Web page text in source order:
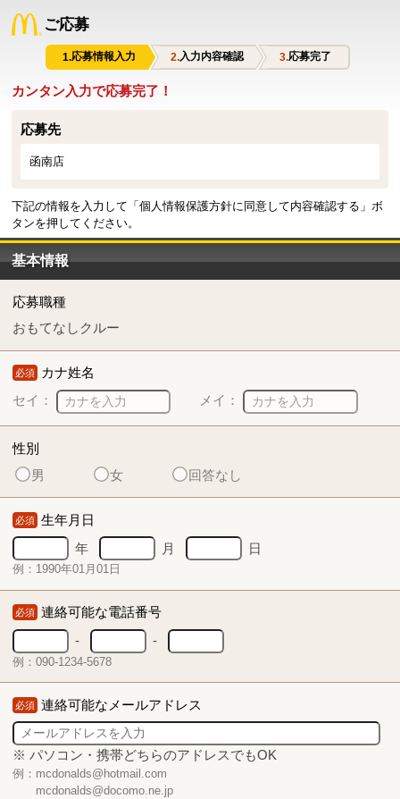
ご応募
応募情報入力 入力内容確認 応募完了
カンタン入力で応募完了！
応募先
函南店
下記の情報を入力して「個人情報保護方針に同意して内容確認する」ボ
タンを押してください。
基本情報
応募職種
おもてなしクルー
必須 カナ姓名
セイ：
メイ：
性別
男
女 回答なし
必須 生年月日
年
月 日
例：1990年01月01日
必須 連絡可能な電話番号
-
-
例：090-1234-5678
必須 連絡可能なメールアドレス
※ パソコン・携帯どちらのアドレスでもOK
例：mcdonalds@hotmail.com
mcdonalds@docomo.ne.jp